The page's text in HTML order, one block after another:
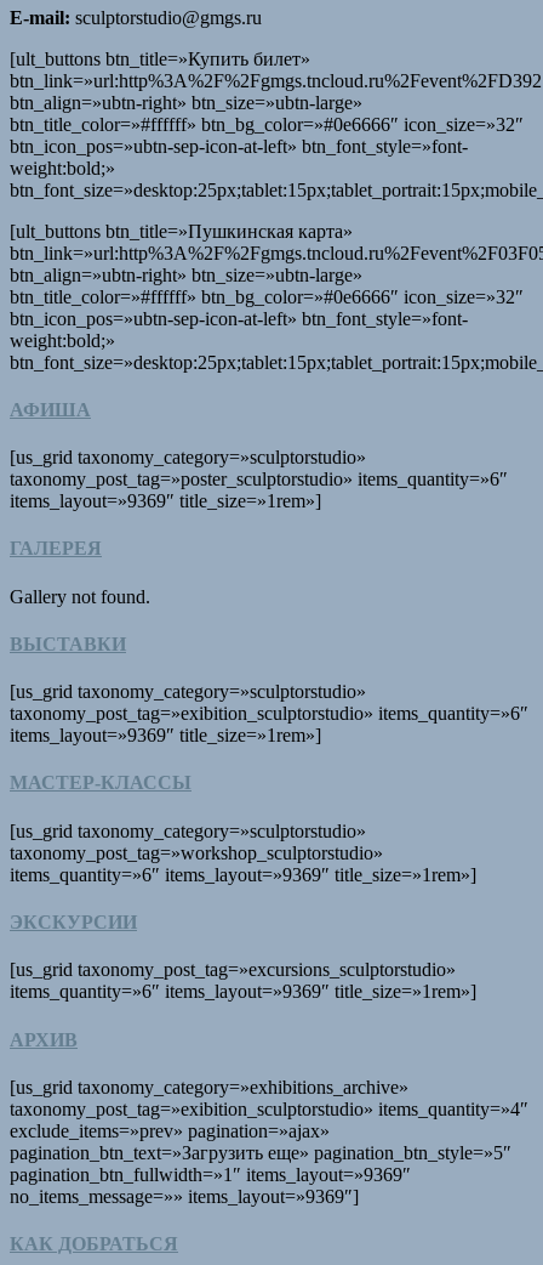
E-mail: sculptorstudio@gmgs.ru
[ult_buttons btn_title=»Купить билет»
btn_align=»ubtn-right» btn_size=»ubtn-large»
btn_title_color=»#ffffff» btn_bg_color=»#0e6666″ icon_size=»32″
btn_icon_pos=»ubtn-sep-icon-at-left» btn_font_style=»font-
weight:bold;»
[ult_buttons btn_title=»Пушкинская карта»
btn_align=»ubtn-right» btn_size=»ubtn-large»
btn_title_color=»#ffffff» btn_bg_color=»#0e6666″ icon_size=»32″
btn_icon_pos=»ubtn-sep-icon-at-left» btn_font_style=»font-
weight:bold;»
АФИША
[us_grid taxonomy_category=»sculptorstudio»
taxonomy_post_tag=»poster_sculptorstudio» items_quantity=»6″
items_layout=»9369″ title_size=»1rem»]
ГАЛЕРЕЯ
Gallery not found.
ВЫСТАВКИ
[us_grid taxonomy_category=»sculptorstudio»
taxonomy_post_tag=»exibition_sculptorstudio» items_quantity=»6″
items_layout=»9369″ title_size=»1rem»]
МАСТЕР-КЛАССЫ
[us_grid taxonomy_category=»sculptorstudio»
taxonomy_post_tag=»workshop_sculptorstudio»
items_quantity=»6″ items_layout=»9369″ title_size=»1rem»]
ЭКСКУРСИИ
[us_grid taxonomy_post_tag=»excursions_sculptorstudio»
items_quantity=»6″ items_layout=»9369″ title_size=»1rem»]
АРХИВ
[us_grid taxonomy_category=»exhibitions_archive»
taxonomy_post_tag=»exibition_sculptorstudio» items_quantity=»4″
exclude_items=»prev» pagination=»ajax»
pagination_btn_text=»Загрузить еще» pagination_btn_style=»5″
pagination_btn_fullwidth=»1″ items_layout=»9369″
no_items_message=»» items_layout=»9369″]
КАК ДОБРАТЬСЯ